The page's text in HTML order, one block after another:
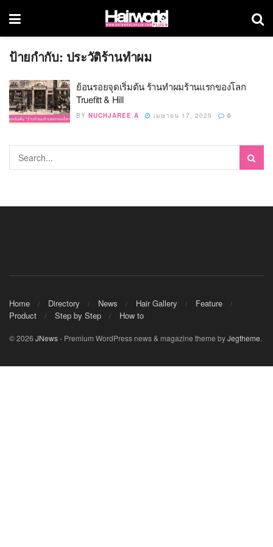
ป้ายกำกับ: ประวัติร้านทำผม
ย้อนรอยจุดเริ่มต้น ร้านทำผมร้านแรกของโลก
Truefitt & Hill
BY NUCHJAREE.A เมษายน 17, 2025 0
Home Directory News Hair Gallery
Feature
Product
Step by Step How to
© 2026 JNews- Premium WordPress news & magazine theme byJegtheme.